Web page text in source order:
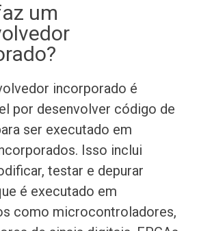
um
incorporado é
por desenvolver código de
ser executado em
Isso inclui
testar e depurar
é executado em
como microcontroladores,